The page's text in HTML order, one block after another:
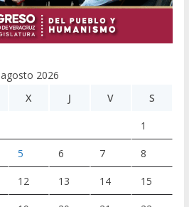
agosto 2026
X J V S
1
5 6 7 8
12 13 14 15